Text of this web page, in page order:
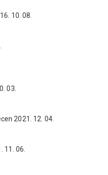
10. 08.
03.
2021. 12. 04.
11. 06.